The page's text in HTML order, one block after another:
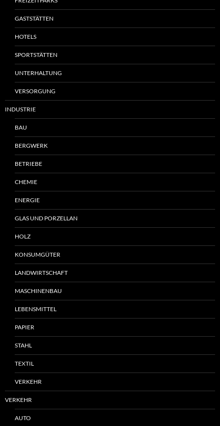
GASTSTÄTTEN
HOTELS
SPORTSTÄTTEN
UNTERHALTUNG
VERSORGUNG
INDUSTRIE
BAU
BERGWERK
BETRIEBE
CHEMIE
ENERGIE
GLAS UND PORZELLAN
HOLZ
KONSUMGÜTER
LANDWIRTSCHAFT
MASCHINENBAU
LEBENSMITTEL
PAPIER
STAHL
TEXTIL
VERKEHR
VERKEHR
AUTO